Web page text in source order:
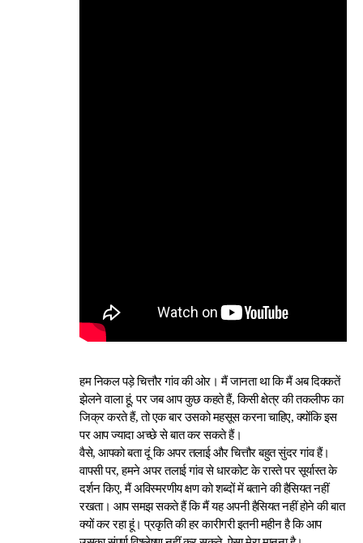
हम निकल पड़े चित्तौर गांव की ओर। मैं जानता था कि मैं अब दिक्कतें
झेलने वाला हूं, पर जब आप कुछ कहते हैं, किसी क्षेत्र की तकलीफ का
जिक्र करते हैं, तो एक बार उसको महसूस करना चाहिए, क्योंकि इस
पर आप ज्यादा अच्छे से बात कर सकते हैं।
वैसे, आपको बता दूं कि अपर तलाई और चित्तौर बहुत सुंदर गांव हैं।
वापसी पर, हमने अपर तलाई गांव से धारकोट के रास्ते पर सूर्यास्त के
दर्शन किए, मैं अविस्मरणीय क्षण को शब्दों में बताने की हैसियत नहीं
रखता। आप समझ सकते हैं कि मैं यह अपनी हैसियत नहीं होने की बात
क्यों कर रहा हूं। प्रकृति की हर कारीगरी इतनी महीन है कि आप